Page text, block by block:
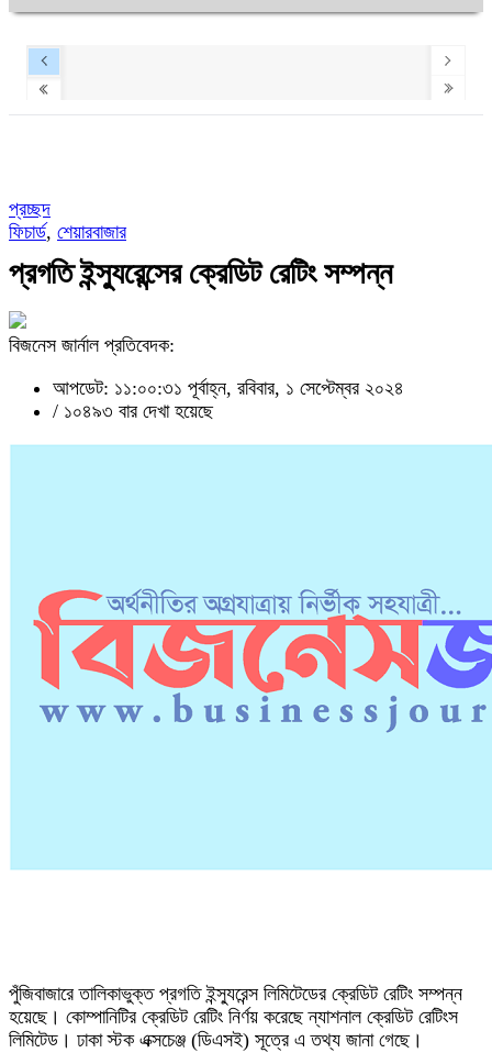
প্রচ্ছদ
ফিচার্ড, শেয়ারবাজার
প্রগতি ইন্স্যুরেন্সের ক্রেডিট রেটিং সম্পন্ন
বিজনেস জার্নাল প্রতিবেদক:
আপডেট: ১১:০০:৩১ পূর্বাহ্ন, রবিবার, ১ সেপ্টেম্বর ২০২৪
/ ১০৪৯৩ বার দেখা হয়েছে
পুঁজিবাজারে তালিকাভুক্ত প্রগতি ইন্স্যুরেন্স লিমিটেডের ক্রেডিট রেটিং সম্পন্ন
হয়েছে। কোম্পানিটির ক্রেডিট রেটিং নির্ণয় করেছে ন্যাশনাল ক্রেডিট রেটিংস
লিমিটেড। ঢাকা স্টক এক্সচেঞ্জ (ডিএসই) সূত্রে এ তথ্য জানা গেছে।